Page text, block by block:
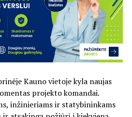
Kauno vietoje kyla naujas
projekto komandai.
inžinieriams ir statybininkams